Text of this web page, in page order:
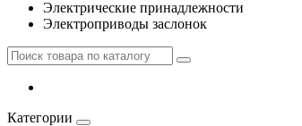
Электрические принадлежности
Электроприводы заслонок
Категории